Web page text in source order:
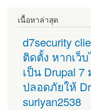
เนื้อหาล่าสุด
d7security
ติดตั้ง หากเว็
เป็น Drupal
ปลอดภัยให้
suriyan2538